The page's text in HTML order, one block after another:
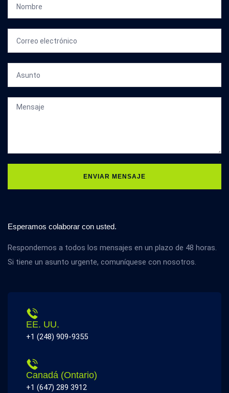
ENVIAR MENSAJE
Esperamos colaborar con usted.
Respondemos a todos los mensajes en un plazo de 48 horas.
Si tiene un asunto urgente, comuníquese con nosotros.
EE. UU.
+1 (248) 909-9355
Canadá (Ontario)
+1 (647) 289 3912